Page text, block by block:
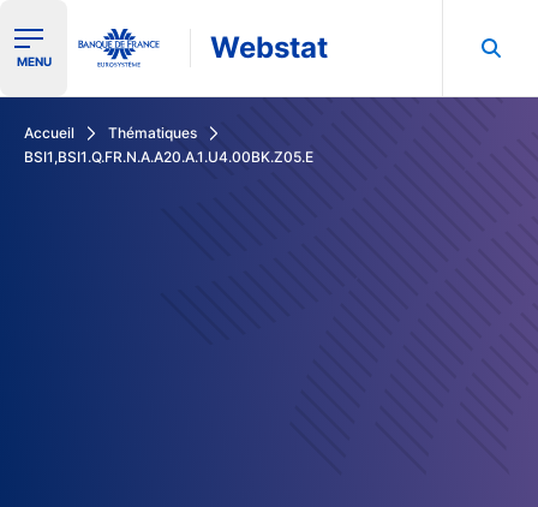
Ouvrir le menu de navigation
MENU Webstat
Accueil
Thématiques
BSI1,BSI1.Q.FR.N.A.A20.A.1.U4.00BK.Z05.E